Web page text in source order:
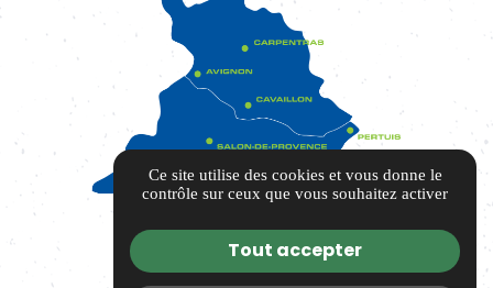
Ce site utilise des cookies et vous donne le
contrôle sur ceux que vous souhaitez activer
Tout accepter